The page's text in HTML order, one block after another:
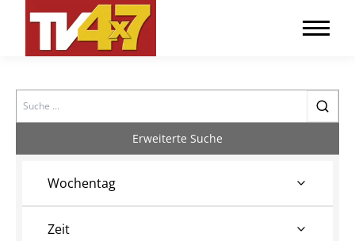
Search
Erweiterte Suche
Wochentag
Zeit